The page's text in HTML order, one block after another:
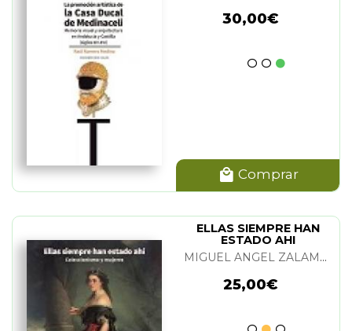
30,00€
Comprar
ELLAS SIEMPRE HAN
ESTADO AHI
MIGUEL ANGEL ZALAMA Y PATRICIA ANDRES GONZALEZ
25,00€